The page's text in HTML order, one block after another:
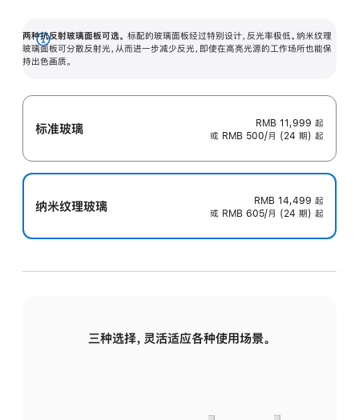
两种抗反射玻璃面板可选。 标配的玻璃面板经过特别设计，反光率极低。纳米纹理
玻璃面板可分散反射光，从而进一步减少反光，即使在高亮光源的工作场所也能保
持出色画质。
展
开
标准玻璃 RMB 11,999 起
或 RMB 500/月 (24 期) 起
纳米纹理玻璃 RMB 14,499 起
或 RMB 605/月 (24 期) 起
三种选择，灵活适应各种使用场景。